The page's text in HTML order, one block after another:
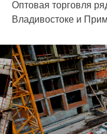
Оптовая торговля
Владивостоке и